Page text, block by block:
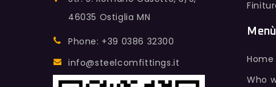
46035 Ostiglia MN
Phone: +39 0386 32300
info@steelcomfittings.it
Menù
Home
Who